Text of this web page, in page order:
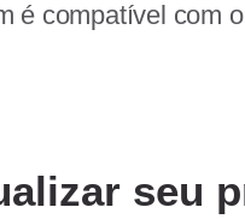
é compatível com
seu